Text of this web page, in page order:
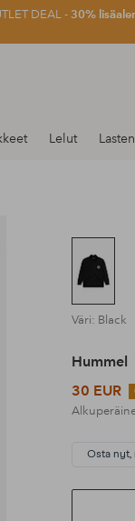
DEAL -30%
Lelut
Väri: Black
Hummel
30 EUR
Osta nyt,